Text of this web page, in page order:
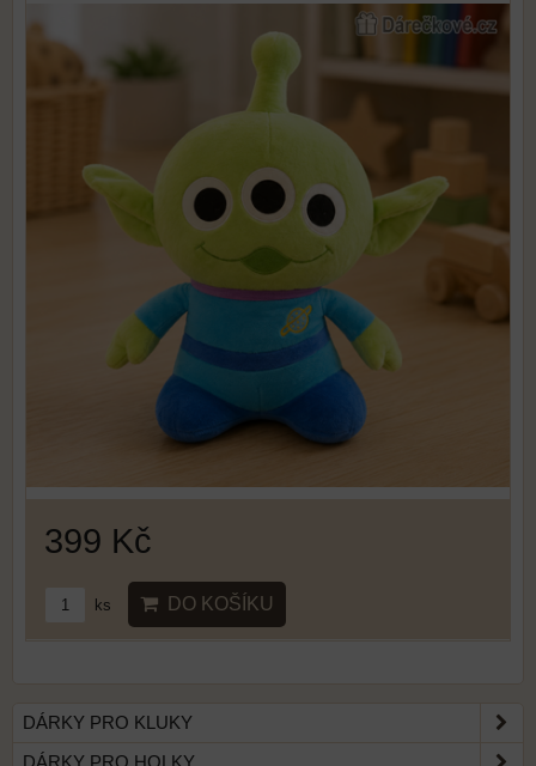
399 Kč
ks DO KOŠÍKU
DÁRKY PRO KLUKY
DÁRKY PRO HOLKY